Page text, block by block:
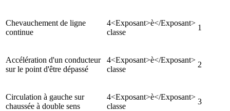
Chevauchement de ligne
continue
4<Exposant>è</Exposant>
classe
1
Accélération d'un conducteur
sur le point d'être dépassé
4<Exposant>è</Exposant>
classe
2
Circulation à gauche sur
chaussée à double sens
4<Exposant>è</Exposant>
classe
3